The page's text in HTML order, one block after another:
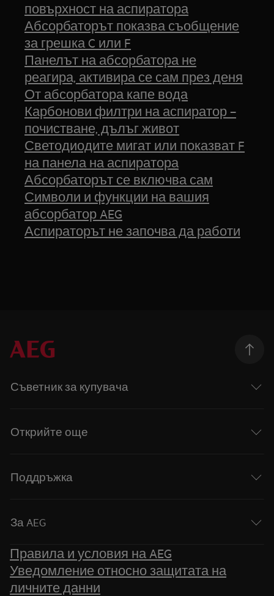
повърхност на аспиратора
Абсорбаторът показва съобщение
за грешка C или F
Панелът на абсорбатора не
реагира, активира се сам през деня
От абсорбатора капе вода
Карбонови филтри на аспиратор –
почистване, дълъг живот
Светодиодите мигат или показват F
на панела на аспиратора
Абсорбаторът се включва сам
Символи и функции на вашия
абсорбатор AEG
Аспираторът не започва да работи
Съветник за купувача
Открийте още
Поддръжка
За AEG
Правила и условия на AEG
Уведомление относно защитата на
личните данни